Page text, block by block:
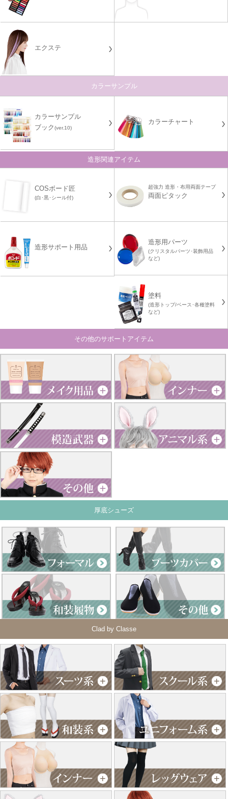
エクステ
カラーサンプル
カラーサンプル
ブック(ver.10)
カラーチャート
造形関連アイテム
COSボード匠
(白･黒･シール付)
超強力 造形・布用両面テープ
両面ピタック
造形サポート用品
造形用パーツ
(クリスタルパーツ･装飾用品
など)
塗料
(造形トップ/ベース･各種塗料
など)
その他のサポートアイテム
厚底シューズ
Clad by Classe